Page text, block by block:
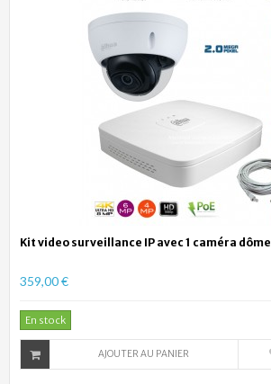
Kit video surveillance IP avec 1 caméra dôme
359,00 €
En stock
AJOUTER AU PANIER